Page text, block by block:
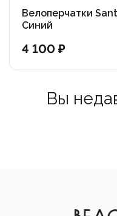
Велоперчатки
Синий
4 100 ₽
Вы